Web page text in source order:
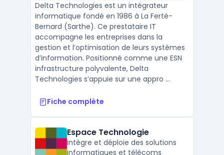
Delta Technologies est un intégrateur
informatique fondé en 1986 à La Ferté-
Bernard (Sarthe). Ce prestataire IT
accompagne les entreprises dans la
gestion et l’optimisation de leurs systèmes
d’information. Positionné comme une ESN
infrastructure polyvalente, Delta
Technologies s’appuie sur une appro ...
Fiche complète
Espace Technologie
Intègre et déploie des solutions
informatiques et télécoms